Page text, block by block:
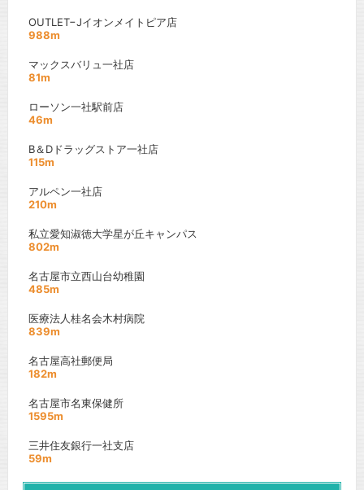
OUTLET−Jイオンメイトピア店
988m
マックスバリュ一社店
81m
ローソン一社駅前店
46m
B＆Dドラッグストア一社店
115m
アルペン一社店
210m
私立愛知淑徳大学星が丘キャンパス
802m
名古屋市立西山台幼稚園
485m
医療法人桂名会木村病院
839m
名古屋高社郵便局
182m
名古屋市名東保健所
1595m
三井住友銀行一社支店
59m